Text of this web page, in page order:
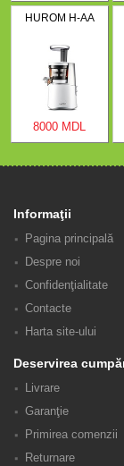
HUROM H-AA
8000 MDL
Informaţii
Pagina principală
Despre noi
Confidenţialitate
Contacte
Harta site-ului
Deservirea
Livrare
Garanţie
Primirea comenzii
Returnare